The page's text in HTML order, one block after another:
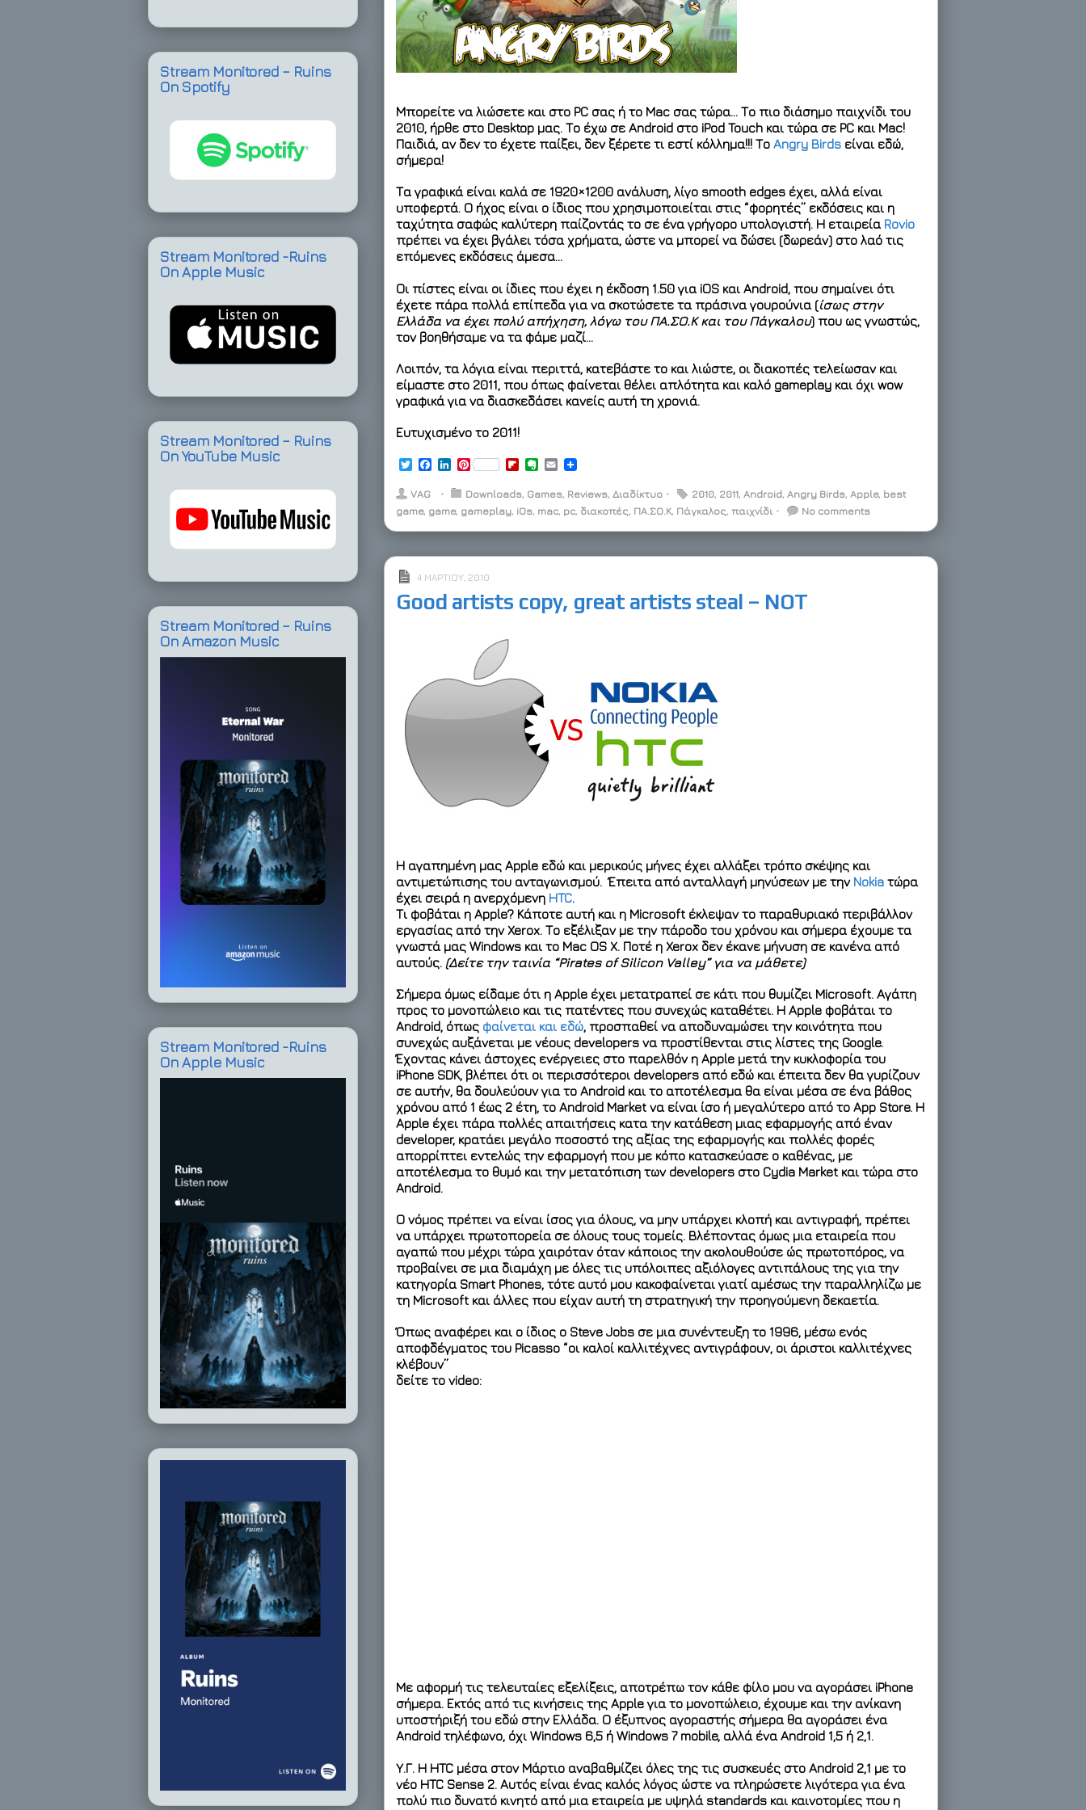
Μπορείτε να λιώσετε και στο PC σας ή το Mac σας τώρα… Το πιο διάσημο παιχνίδι του
2010, ήρθε στο Desktop μας. Το έχω σε Android στο iPod Touch και τώρα σε PC και Mac!
Παιδιά, αν δεν το έχετε παίξει, δεν ξέρετε τι εστί κόλλημα!!! Το Angry Birds είναι εδώ,
σήμερα!
Τα γραφικά είναι καλά σε 1920×1200 ανάλυση, λίγο smooth edges έχει, αλλά είναι
υποφερτά. Ο ήχος είναι ο ίδιος που χρησιμοποιείται στις “φορητές” εκδόσεις και η
ταχύτητα σαφώς καλύτερη παίζοντάς το σε ένα γρήγορο υπολογιστή. Η εταιρεία Rovio
πρέπει να έχει βγάλει τόσα χρήματα, ώστε να μπορεί να δώσει (δωρεάν) στο λαό τις
επόμενες εκδόσεις άμεσα…
Οι πίστες είναι οι ίδιες που έχει η έκδοση 1.50 για iOS και Android, που σημαίνει ότι
έχετε πάρα πολλά επίπεδα για να σκοτώσετε τα πράσινα γουρούνια (ίσως στην
Ελλάδα να έχει πολύ απήχηση, λόγω του ΠΑ.ΣΟ.Κ και του Πάγκαλου) που ως γνωστώς,
τον βοηθήσαμε να τα φάμε μαζί…
Λοιπόν, τα λόγια είναι περιττά, κατεβάστε το και λιώστε, οι διακοπές τελείωσαν και
είμαστε στο 2011, που όπως φαίνεται θέλει απλότητα και καλό gameplay και όχι wow
γραφικά για να διασκεδάσει κανείς αυτή τη χρονιά.
Ευτυχισμένο το 2011!
i
t
e
b
o
k
n
e
d
n
P
n
e
r
s
i
b
o
r
e
n
o
e
E
a
l
VAG ⋅ Downloads, Games, Reviews, Διαδίκτυο ⋅ 2010, 2011, Android, Angry Birds, Apple, best
game, game, gameplay, iOs, mac, pc, διακοπές, ΠΑ.ΣΟ.Κ, Πάγκαλος, παιχνίδι ⋅ No comments
4 ΜΑΡΤΊΟΥ, 2010
Good artists copy, great artists steal – NOT
Η αγαπημένη μας Apple εδώ και μερικούς μήνες έχει αλλάξει τρόπο σκέψης και
αντιμετώπισης του ανταγωνισμού. Έπειτα από ανταλλαγή μηνύσεων με την Nokia τώρα
έχει σειρά η ανερχόμενη HTC.
Τι φοβάται η Apple? Κάποτε αυτή και η Microsoft έκλεψαν το παραθυριακό περιβάλλον
εργασίας από την Xerox. Το εξέλιξαν με την πάροδο του χρόνου και σήμερα έχουμε τα
γνωστά μας Windows και το Mac OS X. Ποτέ η Xerox δεν έκανε μήνυση σε κανένα από
αυτούς. (Δείτε την ταινία “Pirates of Silicon Valley” για να μάθετε)
Σήμερα όμως είδαμε ότι η Apple έχει μετατραπεί σε κάτι που θυμίζει Microsoft. Αγάπη
προς το μονοπώλειο και τις πατέντες που συνεχώς καταθέτει. Η Apple φοβάται το
Android, όπως φαίνεται και εδώ, προσπαθεί να αποδυναμώσει την κοινότητα που
συνεχώς αυξάνεται με νέους developers να προστίθενται στις λίστες της Google.
Έχοντας κάνει άστοχες ενέργειες στο παρελθόν η Apple μετά την κυκλοφορία του
iPhone SDK, βλέπει ότι οι περισσότεροι developers από εδώ και έπειτα δεν θα γυρίζουν
σε αυτήν, θα δουλεύουν για το Android και το αποτέλεσμα θα είναι μέσα σε ένα βάθος
χρόνου από 1 έως 2 έτη, το Android Market να είναι ίσο ή μεγαλύτερο από το App Store. Η
Apple έχει πάρα πολλές απαιτήσεις κατα την κατάθεση μιας εφαρμογής από έναν
developer, κρατάει μεγάλο ποσοστό της αξίας της εφαρμογής και πολλές φορές
απορρίπτει εντελώς την εφαρμογή που με κόπο κατασκεύασε ο καθένας, με
αποτέλεσμα το θυμό και την μετατόπιση των developers στο Cydia Market και τώρα στο
Android.
Ο νόμος πρέπει να είναι ίσος για όλους, να μην υπάρχει κλοπή και αντιγραφή, πρέπει
να υπάρχει πρωτοπορεία σε όλους τους τομείς. Βλέποντας όμως μια εταιρεία που
αγαπώ που μέχρι τώρα χαιρόταν όταν κάποιος την ακολουθούσε ώς πρωτοπόρος, να
προβαίνει σε μια διαμάχη με όλες τις υπόλοιπες αξιόλογες αντιπάλους της για την
κατηγορία Smart Phones, τότε αυτό μου κακοφαίνεται γιατί αμέσως την παραλληλίζω με
τη Microsoft και άλλες που είχαν αυτή τη στρατηγική την προηγούμενη δεκαετία.
Όπως αναφέρει και ο ίδιος ο Steve Jobs σε μια συνέντευξη το 1996, μέσω ενός
αποφδέγματος του Picasso “οι καλοί καλλιτέχνες αντιγράφουν, οι άριστοι καλλιτέχνες
κλέβουν”
δείτε το video:
Με αφορμή τις τελευταίες εξελίξεις, αποτρέπω τον κάθε φίλο μου να αγοράσει iPhone
σήμερα. Εκτός από τις κινήσεις της Apple για το μονοπώλειο, έχουμε και την ανίκανη
υποστήριξή του εδώ στην Ελλάδα. Ο έξυπνος αγοραστής σήμερα θα αγοράσει ένα
Android τηλέφωνο, όχι Windows 6,5 ή Windows 7 mobile, αλλά ένα Android 1,5 ή 2,1.
Υ.Γ. Η HTC μέσα στον Μάρτιο αναβαθμίζει όλες της τις συσκευές στο Android 2,1 με το
νέο HTC Sense 2. Αυτός είναι ένας καλός λόγος ώστε να πληρώσετε λιγότερα για ένα
πολύ πιο δυνατό κινητό από μια εταιρεία με υψηλά standards και καινοτομίες που η
Stream Monitored – Ruins
On Spotify
Stream Monitored -Ruins
On Apple Music
Stream Monitored – Ruins
On YouTube Music
Stream Monitored – Ruins
On Amazon Music
Stream Monitored -Ruins
On Apple Music